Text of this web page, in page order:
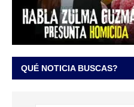
QUÉ NOTICIA BUSCAS?